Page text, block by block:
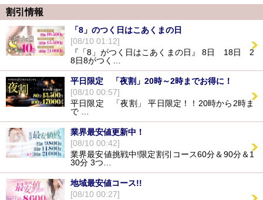
・巨乳熟女さん
・サービス満点熟女さん
お好みのタイプをお伝えくださいね♪
女の子選びで迷ったら
お得に楽しく
想像以上の濃厚サービスをお約束します。
-出逢いは「こあくま」で-
この機会に是非、お安くお得に
ご利用くださいませ。
市内交通費無料。
割引情報
「8」のつく日はこあくまの日
[08/10 01:12]
『「8」がつく日はこあくまの日』 8日 18日 2
8日8がつく…
平日限定 「夜割」20時～2時までお得に！
[08/10 00:57]
平日限定 「夜割」 平日限定！！20時から2時ま
で …
業界最安値更新中！
[08/10 00:42]
業界最安値挑戦中!限定割引コース60分＆90分＆1
30分 3つ…
地域最安値コース!!
[08/10 00:27]